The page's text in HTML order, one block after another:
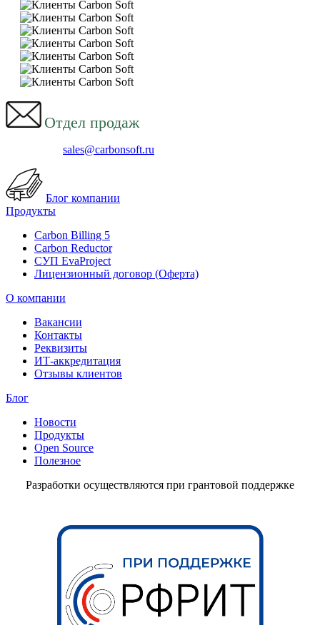
Отдел продаж
sales@carbonsoft.ru
Блог компании
Продукты
Carbon Billing 5
Carbon Reductor
СУП EvaProject
Лицензионный договор (Оферта)
О компании
Вакансии
Контакты
Реквизиты
ИТ-аккредитация
Отзывы клиентов
Блог
Новости
Продукты
Open Source
Полезное
Разработки осуществляются при грантовой поддержке